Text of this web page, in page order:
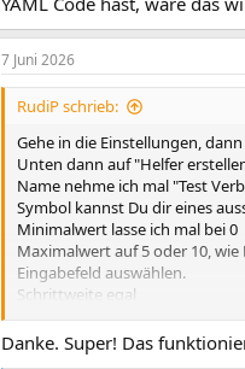
7 Juni 2026
RudiP schrieb:
Gehe in die Einstellungen,
Unten dann auf "Helfer
Name nehme ich mal "Test
Symbol kannst Du dir eines
Minimalwert lasse ich mal bei 0
Maximalwert auf 5 oder 10, wie
Eingabefeld auswählen.
Schrittweite egal
Maßeinheit: kWh
Dann auf Erstellen klicken.
Danke. Super! Das